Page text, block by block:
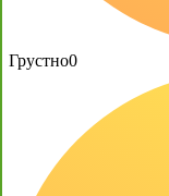
Грустно0